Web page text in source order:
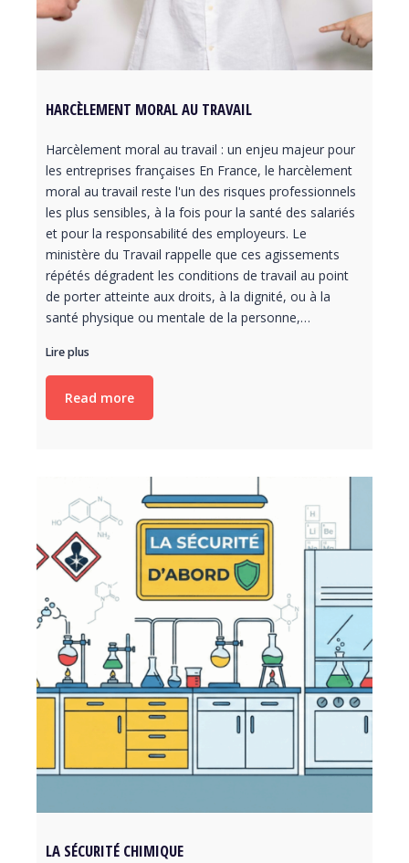
HARCÈLEMENT MORAL AU TRAVAIL
Harcèlement moral au travail : un enjeu majeur pour
les entreprises françaises En France, le harcèlement
moral au travail reste l'un des risques professionnels
les plus sensibles, à la fois pour la santé des salariés
et pour la responsabilité des employeurs. Le
ministère du Travail rappelle que ces agissements
répétés dégradent les conditions de travail au point
de porter atteinte aux droits, à la dignité, ou à la
santé physique ou mentale de la personne,…
Lire plus
Read more
LA SÉCURITÉ CHIMIQUE